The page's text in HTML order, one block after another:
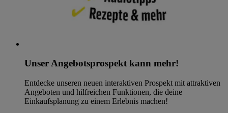
Unser Angebotsprospekt kann mehr!
Entdecke unseren neuen interaktiven Prospekt mit attraktiven
Angeboten und hilfreichen Funktionen, die deine
Einkaufsplanung zu einem Erlebnis machen!